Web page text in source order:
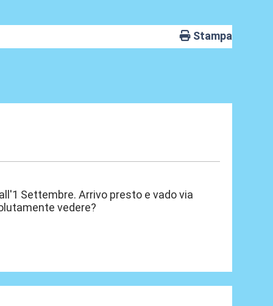
Stampa
Settembre. Arrivo presto e vado via
vedere?